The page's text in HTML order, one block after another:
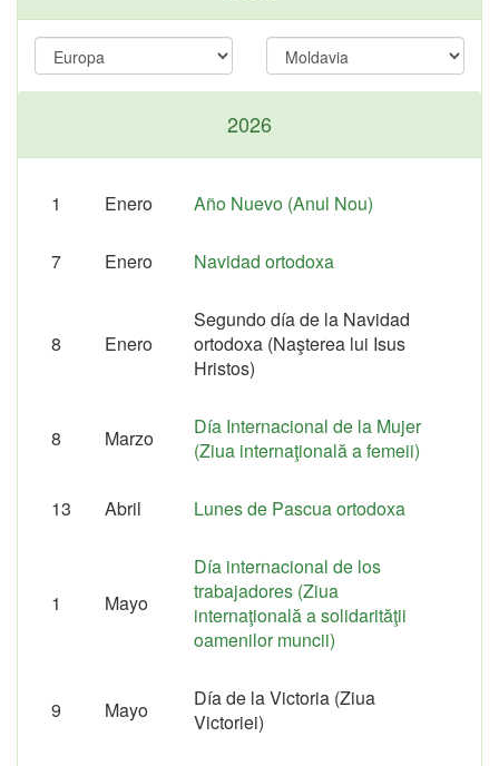
2026
1 Enero Año Nuevo (Anul Nou)
7 Enero Navidad ortodoxa
8 Enero
Segundo día de la Navidad
ortodoxa (Naşterea lui Isus
Hristos)
8 Marzo
Día Internacional de la Mujer
(Ziua internaţională a femeii)
13 Abril Lunes de Pascua ortodoxa
1 Mayo
Día internacional de los
trabajadores (Ziua
internaţională a solidarităţii
oamenilor muncii)
9 Mayo
Día de la Victoria (Ziua
Victoriei)